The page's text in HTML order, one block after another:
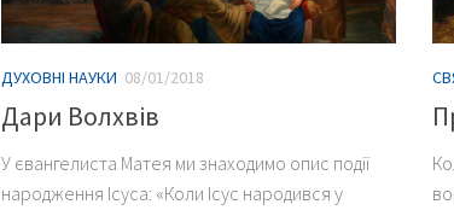
ДУХОВНІ НАУКИ 08/01/2018
Дари Волхвів
У євангелиста Матея ми знаходимо опис події
народження Ісуса: «Коли Ісус народився у